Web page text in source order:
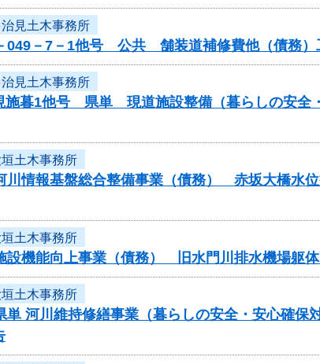
治見土木事務所
049－7－1他号 公共 舗装道補修費他（債務）
治見土木事務所
施暮1他号 県単 現道施設整備（暮らしの安全
垣土木事務所
川情報基盤総合整備事業（債務） 赤坂大橋水
垣土木事務所
設機能向上事業（債務） 旧水門川排水機場躯
垣土木事務所
単 河川維持修繕事業（暮らしの安全・安心確